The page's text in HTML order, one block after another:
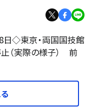
◇東京・両国国技館
止（実際の様子） 前